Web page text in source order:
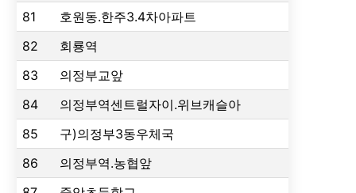
81
호원동.한주3.4차아파트
82
회룡역
83
의정부교앞
84
의정부역센트럴자이.위브캐슬아
85
구)의정부3동우체국
86
의정부역.농협앞